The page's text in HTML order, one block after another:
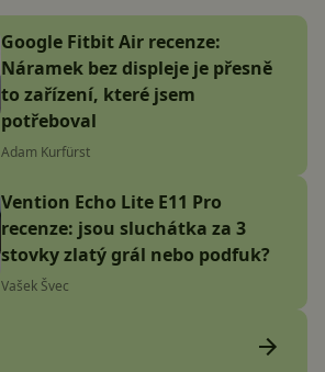
Google Fitbit Air recenze:
Náramek bez displeje je přesně
to zařízení, které jsem
potřeboval
Adam Kurfürst
Vention Echo Lite E11 Pro
recenze: jsou sluchátka za 3
stovky zlatý grál nebo podfuk?
Vašek Švec